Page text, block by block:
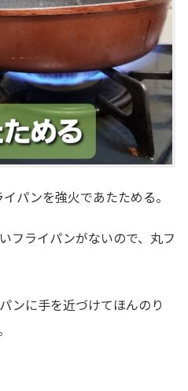
パンを強火であたためる。
フライパンがないので、丸フ
ンに手を近づけてほんのり